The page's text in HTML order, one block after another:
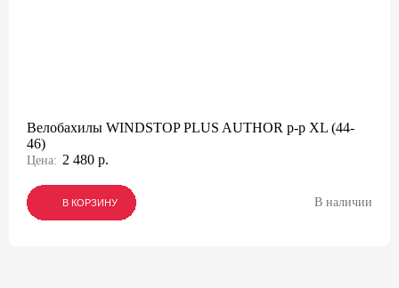
Велобахилы WINDSTOP PLUS AUTHOR р-р XL (44-
46)
Цена: 2 480 р.
В КОРЗИНУ
В КОРЗИНУ
В КОРЗИНУ В наличии